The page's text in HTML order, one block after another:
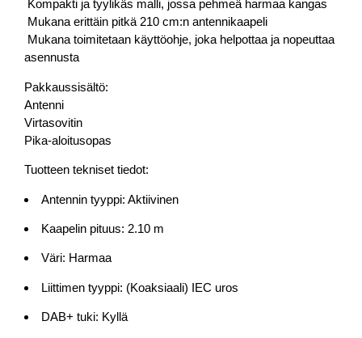
 Kompakti ja tyylikäs malli, jossa pehmeä harmaa kangas
 Mukana erittäin pitkä 210 cm:n antennikaapeli
 Mukana toimitetaan käyttöohje, joka helpottaa ja nopeuttaa
asennusta
Pakkaussisältö:
Antenni
Virtasovitin
Pika-aloitusopas
Tuotteen tekniset tiedot:
Antennin tyyppi: Aktiivinen
Kaapelin pituus: 2.10 m
Väri: Harmaa
Liittimen tyyppi: (Koaksiaali) IEC uros
DAB+ tuki: Kyllä